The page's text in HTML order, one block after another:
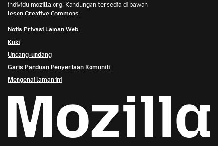
individu mozilla.org. Kandungan tersedia di bawah
lesen Creative Commons.
Notis Privasi Laman Web
Kuki
Undang-undang
Garis Panduan Penyertaan Komuniti
Mengenai laman ini